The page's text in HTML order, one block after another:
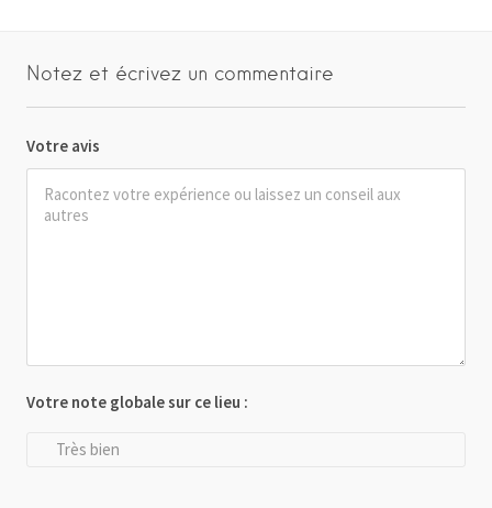
Notez et écrivez un commentaire
Votre avis
Votre note globale sur ce lieu :
Très bien